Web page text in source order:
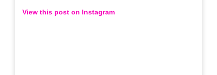
View this post on Instagram